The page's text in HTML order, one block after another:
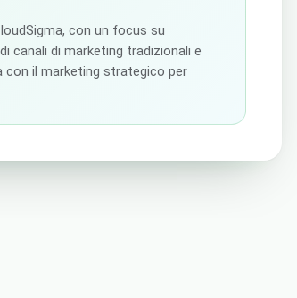
con un focus su
canali di marketing tradizionali e
con il marketing strategico per